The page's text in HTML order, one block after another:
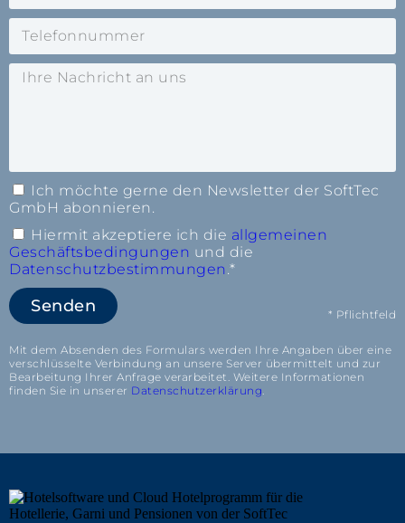
Ich möchte gerne den Newsletter der SoftTec
GmbH abonnieren.
Hiermit akzeptiere ich die allgemeinen
Geschäftsbedingungen und die
Datenschutzbestimmungen .*
Senden * Pflichtfeld
Mit dem Absenden des Formulars werden Ihre Angaben über eine
verschlüsselte Verbindung an unsere Server übermittelt und zur
Bearbeitung Ihrer Anfrage verarbeitet. Weitere Informationen
finden Sie in unserer Datenschutzerklärung